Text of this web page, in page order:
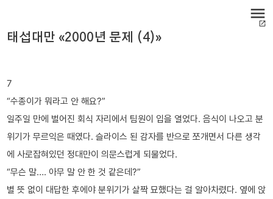
menu
open_in_new
태섭대만 «2000년 문제 (4)»
7
“수종이가 뭐라고 안 해요?”
일주일 만에 벌어진 회식 자리에서 팀원이 입을 열었다. 음식이 나오고 분
위기가 무르익은 때였다. 슬라이스 된 감자를 반으로 쪼개면서 다른 생각
에 사로잡혀있던 정대만이 의문스럽게 되물었다.
“무슨 말…. 아무 말 안 한 것 같은데?”
별 뜻 없이 대답한 후에야 분위기가 살짝 묘했다는 걸 알아차렸다. 옆에 앉